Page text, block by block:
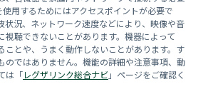
用するためにはアクセスポイントが必要で
状況、ネットワーク速度などにより、映像や音
視聴できないことがあります。機器によって
ことや、うまく動作しないことがあります。す
のではありません。機能の詳細や注意事項、動
は「レグザリンク総合ナビ」ページをご確認く